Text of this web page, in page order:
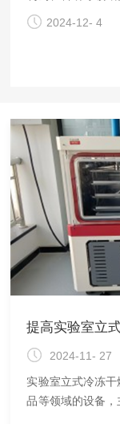
技术，它直接关
燥过程，保留产
2024-12- 4
提高实验室立
2024-11- 27
实验室立式冷冻
品等领域的设备，